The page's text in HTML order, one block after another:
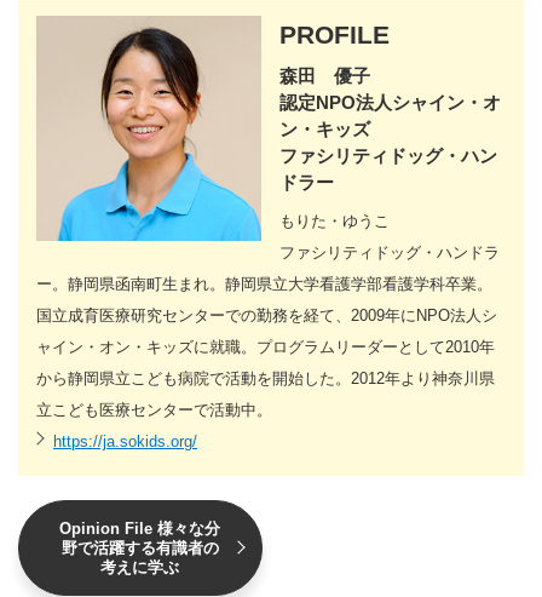
PROFILE
森田 優子
認定NPO法人シャイン・オ
ン・キッズ
ファシリティドッグ・ハン
ドラー
もりた・ゆうこ
ファシリティドッグ・ハンドラ
ー。静岡県函南町生まれ。静岡県立大学看護学部看護学科卒業。
国立成育医療研究センターでの勤務を経て、2009年にNPO法人シ
ャイン・オン・キッズに就職。プログラムリーダーとして2010年
から静岡県立こども病院で活動を開始した。2012年より神奈川県
立こども医療センターで活動中。
https://ja.sokids.org/
Opinion File 様々な分
野で活躍する有識者の
考えに学ぶ